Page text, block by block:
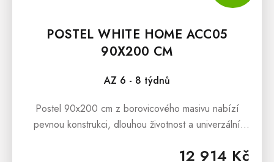
POSTEL WHITE HOME ACC05
90X200 CM
AZ 6 - 8 týdnů
12 914 Kč
Postel 90x200 cm z borovicového masivu nabízí
pevnou konstrukci, dlouhou životnost a univerzální
rošt zdarma. Matrace není...